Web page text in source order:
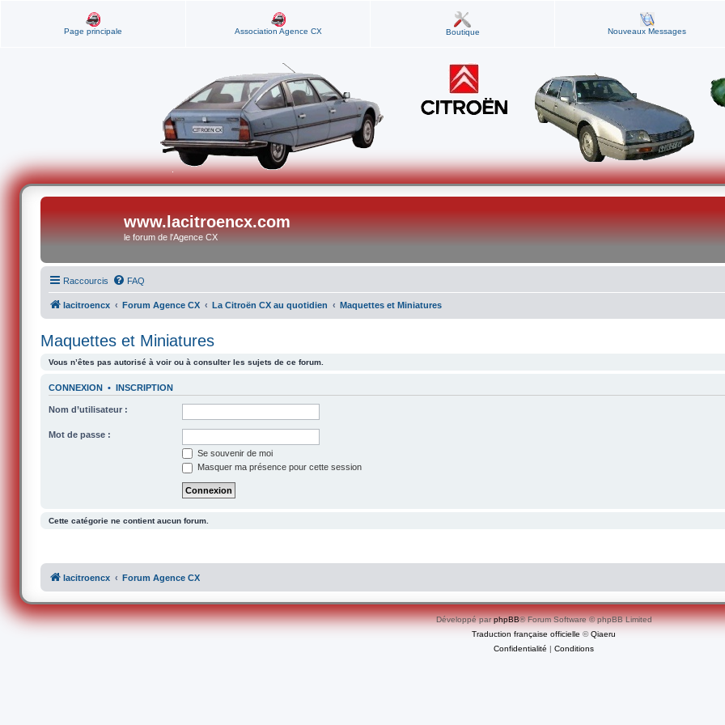
Page principale Association Agence CX Boutique Nouveaux Messages
www.lacitroencx.com
le forum de l'Agence CX
Raccourcis FAQ
lacitroencx Forum Agence CX La Citroën CX au quotidien Maquettes et Miniatures
Maquettes et Miniatures
Vous n’êtes pas autorisé à voir ou à consulter les sujets de ce forum.
CONNEXION • INSCRIPTION
Nom d’utilisateur :
Mot de passe :
Se souvenir de moi
Masquer ma présence pour cette session
Cette catégorie ne contient aucun forum.
lacitroencx Forum Agence CX
Développé parphpBB® Forum Software © phpBB Limited
Traduction française officielle ©Qiaeru
Confidentialité | Conditions